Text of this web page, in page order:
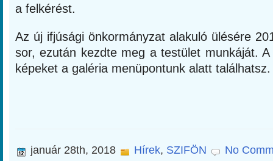
a felkérést.
Az új ifjúsági önkormányzat alakuló ülésére
sor, ezután kezdte meg a testület munkáját.
képeket a galéria menüpontunk alatt találhatsz.
január 28th, 2018 Hírek, SZIFÖN No